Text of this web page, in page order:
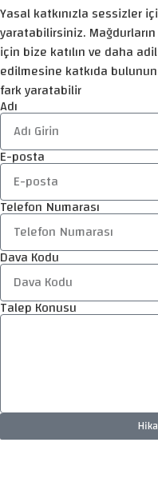
Yasal katkınızla sessizler
yaratabilirsiniz.
için bize katılın ve daha
edilmesine katkıda
fark yaratabilir
Adı
E-posta
Telefon Numarası
Dava Kodu
Talep Konusu